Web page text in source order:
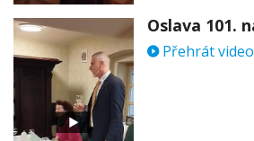
Přehrát video